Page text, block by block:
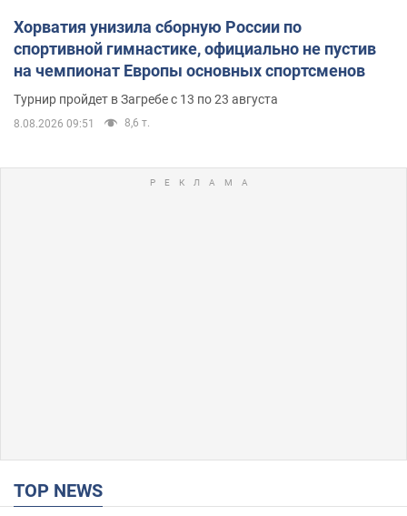
Хорватия унизила сборную России по
спортивной гимнастике, официально не пустив
на чемпионат Европы основных спортсменов
Турнир пройдет в Загребе с 13 по 23 августа
8.08.2026 09:51 8,6 т.
TOP NEWS